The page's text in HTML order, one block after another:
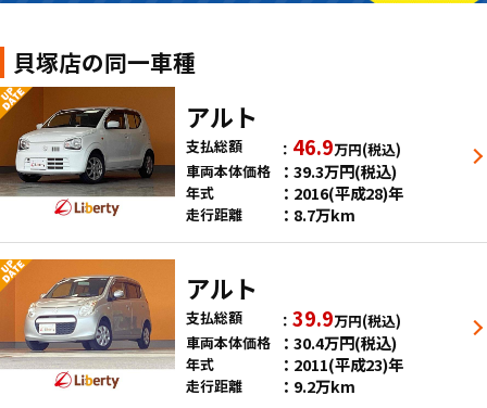
貝塚店の同一車種
アルト
支払総額 46.9万円(税込)
車両本体価格
39.3万円(税込)
年式 2016(平成28)年
走行距離 8.7万km
アルト
支払総額 39.9万円(税込)
車両本体価格
30.4万円(税込)
年式 2011(平成23)年
走行距離 9.2万km